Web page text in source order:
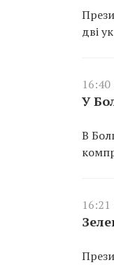
дві
У
В